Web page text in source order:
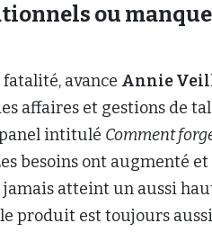
ou
fatalité, avance Annie
affaires et gestions de
intitulé Comment
besoins ont augmenté
jamais atteint un aussi
produit est toujours